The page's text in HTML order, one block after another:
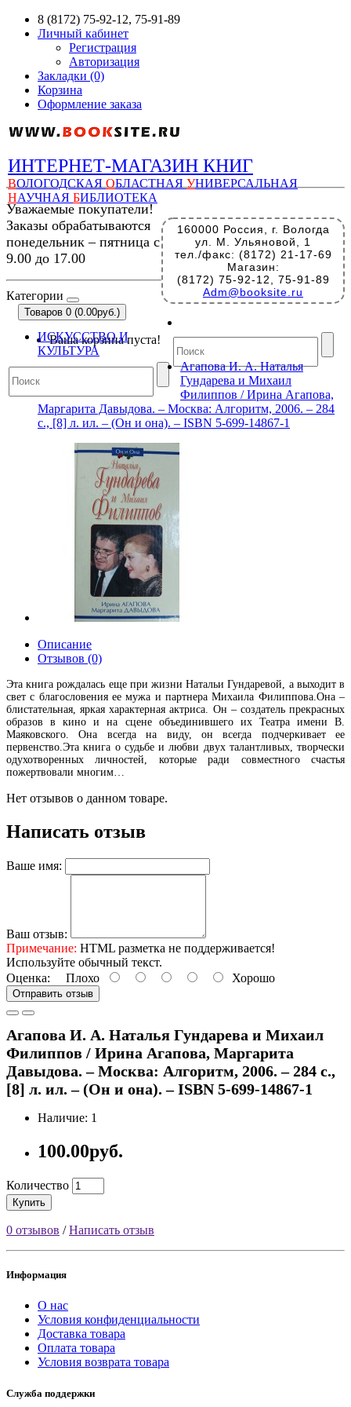
8 (8172) 75-92-12, 75-91-89
Личный кабинет
Регистрация
Авторизация
Закладки (0)
Корзина
Оформление заказа
ИНТЕРНЕТ-МАГАЗИН КНИГ
ВОЛОГОДСКАЯ ОБЛАСТНАЯ УНИВЕРСАЛЬНАЯ
НАУЧНАЯ БИБЛИОТЕКА
160000 Россия, г. Вологда
ул. М. Ульяновой, 1
тел./факс: (8172) 21-17-69
Магазин:
(8172) 75-92-12, 75-91-89
Adm@booksite.ru
Уважаемые покупатели!
Заказы обрабатываются
понедельник – пятница с
9.00 до 17.00
Категории
Товаров 0 (0.00руб.)
Ваша корзина пуста!
ИСКУССТВО И
КУЛЬТУРА
Агапова И. А. Наталья
Гундарева и Михаил
Филиппов / Ирина Агапова,
Маргарита Давыдова. – Москва: Алгоритм, 2006. – 284
с., [8] л. ил. – (Он и она). – ISBN 5-699-14867-1
Описание
Отзывов (0)
Эта книга рождалась еще при жизни Натальи Гундаревой, а выходит в
свет с благословения ее мужа и партнера Михаила Филиппова.Она –
блистательная, яркая характерная актриса. Он – создатель прекрасных
образов в кино и на сцене объединившего их Театра имени В.
Маяковского. Она всегда на виду, он всегда подчеркивает ее
первенство.Эта книга о судьбе и любви двух талантливых, творчески
одухотворенных личностей, которые ради совместного счастья
пожертвовали многим…
Нет отзывов о данном товаре.
Написать отзыв
Ваше имя:
Ваш отзыв:
Примечание: HTML разметка не поддерживается!
Используйте обычный текст.
Оценка: Плохо Хорошо
Отправить отзыв
Агапова И. А. Наталья Гундарева и Михаил
Филиппов / Ирина Агапова, Маргарита
Давыдова. – Москва: Алгоритм, 2006. – 284 с.,
[8] л. ил. – (Он и она). – ISBN 5-699-14867-1
Наличие: 1
100.00руб.
Количество
Купить
0 отзывов /Написать отзыв
Информация
О нас
Условия конфиденциальности
Доставка товара
Оплата товара
Условия возврата товара
Служба поддержки